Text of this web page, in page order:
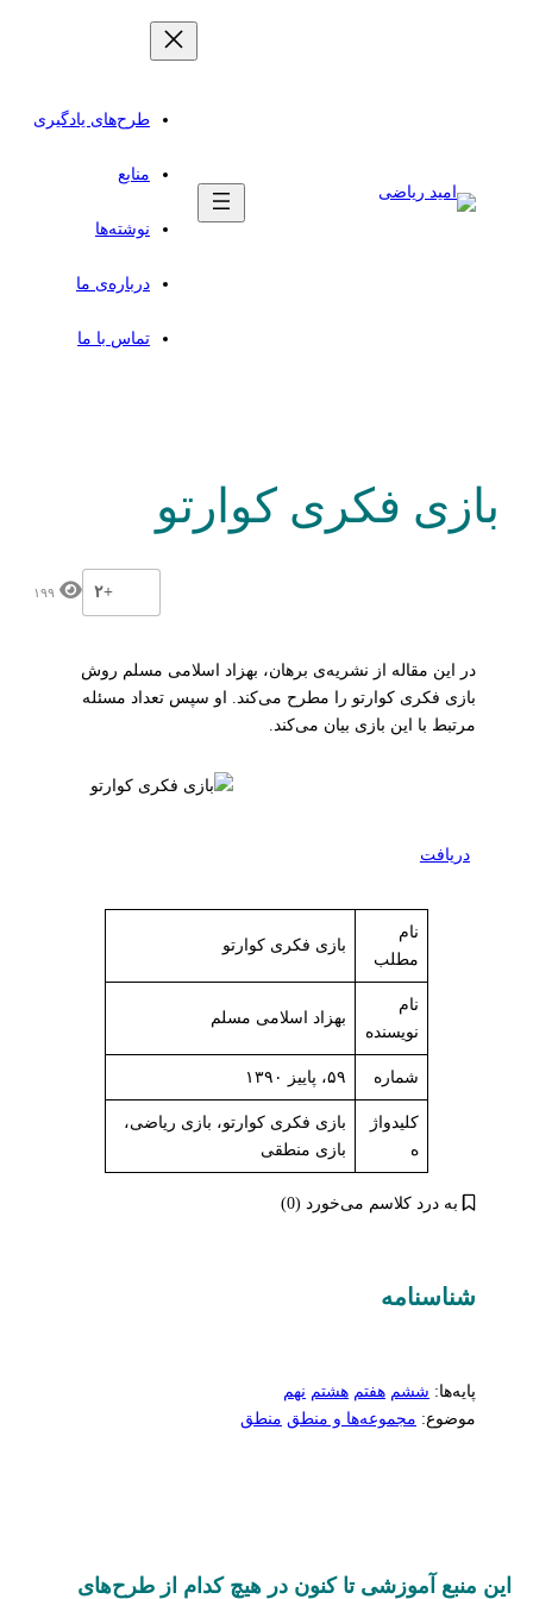
طرح‌های یادگیری
منابع
نوشته‌ها
درباره‌ی ما
تماس با ما
بازی فکری کوارتو
+۲ ۱۹۹
در این مقاله از نشریه‌ی برهان، بهزاد اسلامی مسلم روش
بازی فکری کوارتو را مطرح می‌کند. او سپس تعداد مسئله
مرتبط با این بازی بیان می‌کند.
دریافت
نام
مطلب
بازی فکری کوارتو
نام
نویسنده
بهزاد اسلامی مسلم
شماره ۵۹، پاییز ۱۳۹۰
کلیدواژ
ه
بازی فکری کوارتو، بازی ریاضی،
بازی منطقی
به درد کلاسم می‌خورد (0)
شناسنامه‌
پایه‌ها: ششم هفتم هشتم نهم
موضوع: مجموعه‌ها و منطق منطق
این منبع آموزشی تا کنون در هیچ کدام از طرح‌های